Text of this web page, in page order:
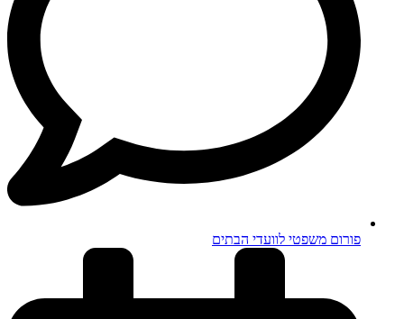
פורום משפטי לוועדי הבתים